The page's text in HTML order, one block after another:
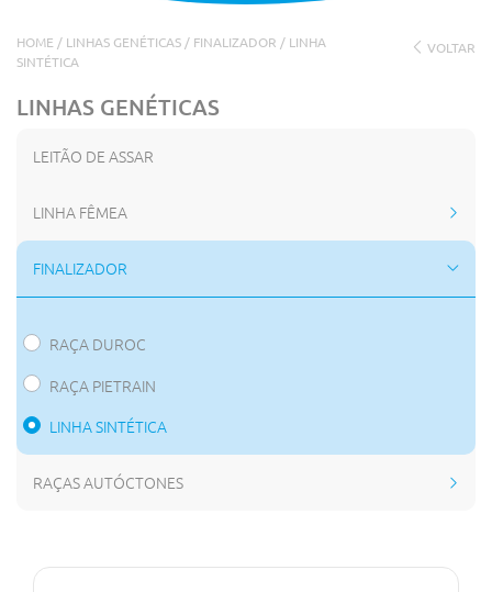
HOME / LINHAS GENÉTICAS / FINALIZADOR / LINHA
SINTÉTICA
VOLTAR
LINHAS GENÉTICAS
LEITÃO DE ASSAR
LINHA FÊMEA
FINALIZADOR
RAÇA DUROC
RAÇA PIETRAIN
LINHA SINTÉTICA
RAÇAS AUTÓCTONES